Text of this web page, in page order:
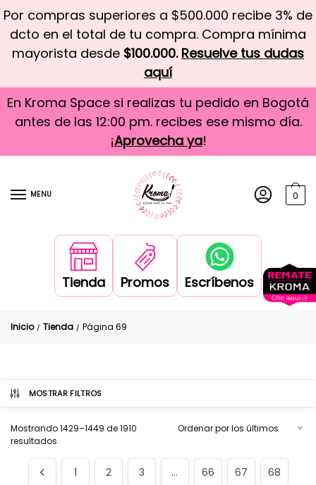
Por compras superiores a $500.000 recibe 3% de
dcto en el total de tu compra. Compra mínima
mayorista desde $100.000. Resuelve tus dudas
aquí
En Kroma Space si realizas tu pedido en Bogotá
antes de las 12:00 pm. recibes ese mismo día.
¡Aprovecha ya!
MENU 0
Tienda Promos Escríbenos
Inicio / Tienda / Página 69
MOSTRAR FILTROS
Mostrando 1429–1449 de 1910
resultados
1 2 3 … 66 67 68